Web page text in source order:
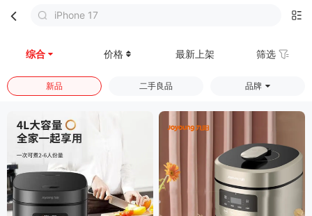
iPhone 17
综合 价格 最新上架 筛选
新品 二手良品 品牌